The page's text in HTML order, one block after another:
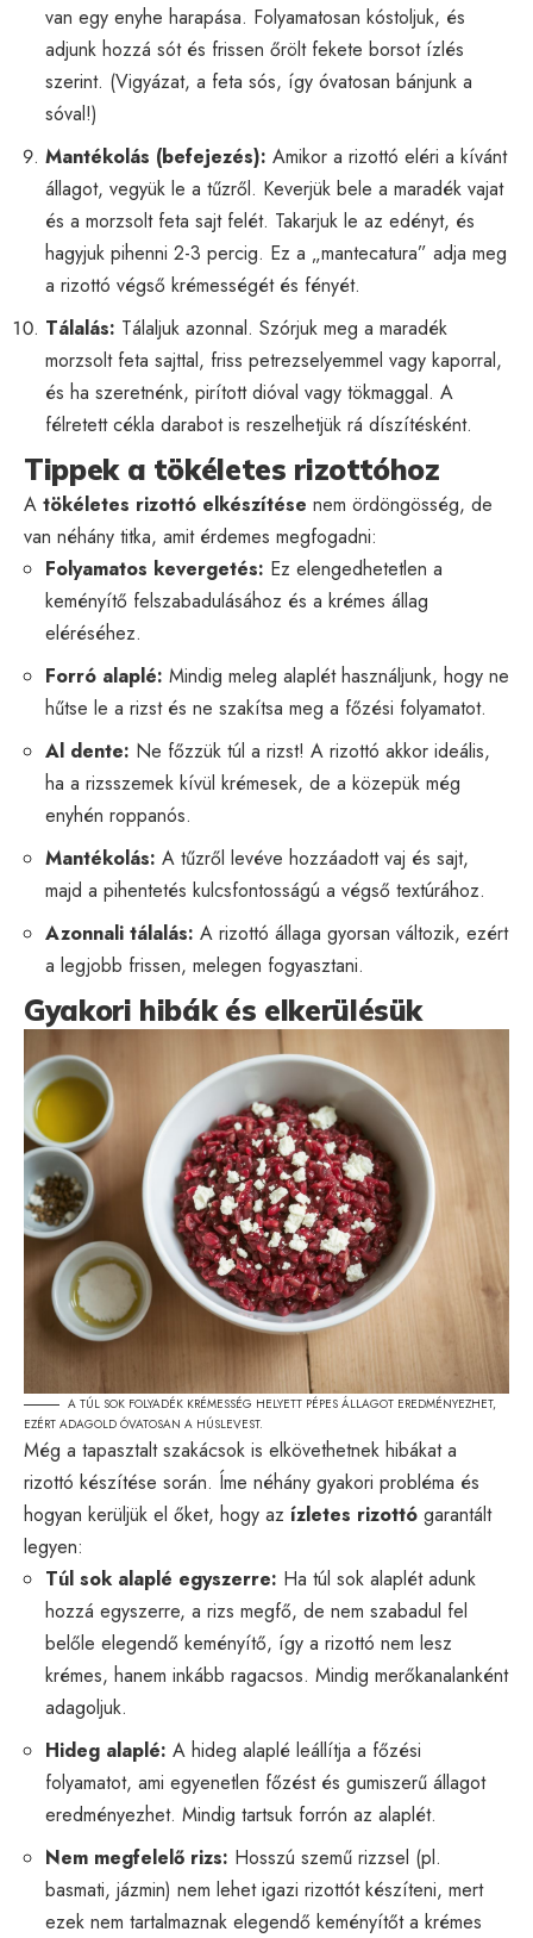
van egy enyhe harapása. Folyamatosan kóstoljuk, és
adjunk hozzá sót és frissen őrölt fekete borsot ízlés
szerint. (Vigyázat, a feta sós, így óvatosan bánjunk a
sóval!)
Mantékolás (befejezés): Amikor a rizottó eléri a kívánt
állagot, vegyük le a tűzről. Keverjük bele a maradék vajat
és a morzsolt feta sajt felét. Takarjuk le az edényt, és
hagyjuk pihenni 2-3 percig. Ez a „mantecatura” adja meg
a rizottó végső krémességét és fényét.
Tálalás: Tálaljuk azonnal. Szórjuk meg a maradék
morzsolt feta sajttal, friss petrezselyemmel vagy kaporral,
és ha szeretnénk, pirított dióval vagy tökmaggal. A
félretett cékla darabot is reszelhetjük rá díszítésként.
Tippek a tökéletes rizottóhoz
A tökéletes rizottó elkészítése nem ördöngösség, de
van néhány titka, amit érdemes megfogadni:
Folyamatos kevergetés: Ez elengedhetetlen a
keményítő felszabadulásához és a krémes állag
eléréséhez.
Forró alaplé: Mindig meleg alaplét használjunk, hogy ne
hűtse le a rizst és ne szakítsa meg a főzési folyamatot.
Al dente: Ne főzzük túl a rizst! A rizottó akkor ideális,
ha a rizsszemek kívül krémesek, de a közepük még
enyhén roppanós.
Mantékolás: A tűzről levéve hozzáadott vaj és sajt,
majd a pihentetés kulcsfontosságú a végső textúrához.
Azonnali tálalás: A rizottó állaga gyorsan változik, ezért
a legjobb frissen, melegen fogyasztani.
Gyakori hibák és elkerülésük
A TÚL SOK FOLYADÉK KRÉMESSÉG HELYETT PÉPES ÁLLAGOT EREDMÉNYEZHET,
EZÉRT ADAGOLD ÓVATOSAN A HÚSLEVEST.
Még a tapasztalt szakácsok is elkövethetnek hibákat a
rizottó készítése során. Íme néhány gyakori probléma és
hogyan kerüljük el őket, hogy az ízletes rizottó garantált
legyen:
Túl sok alaplé egyszerre: Ha túl sok alaplét adunk
hozzá egyszerre, a rizs megfő, de nem szabadul fel
belőle elegendő keményítő, így a rizottó nem lesz
krémes, hanem inkább ragacsos. Mindig merőkanalanként
adagoljuk.
Hideg alaplé: A hideg alaplé leállítja a főzési
folyamatot, ami egyenetlen főzést és gumiszerű állagot
eredményezhet. Mindig tartsuk forrón az alaplét.
Nem megfelelő rizs: Hosszú szemű rizzsel (pl.
basmati, jázmin) nem lehet igazi rizottót készíteni, mert
ezek nem tartalmaznak elegendő keményítőt a krémes